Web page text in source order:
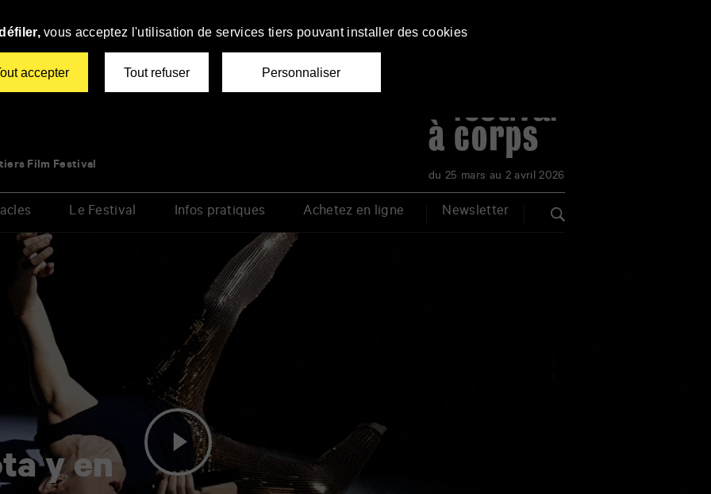
Film Festival
du 25 mars au 2 avril 2026
Le Festival Infos pratiques Achetez en ligne Newsletter
y en
vous acceptez l'utilisation de services tiers pouvant installer des cookies
accepter Tout refuser Personnaliser